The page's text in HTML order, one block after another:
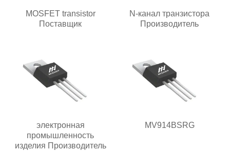
MOSFET transistor
Поставщик
N-канал транзистора
Производитель
электронная
промышленность
изделия Производитель
MV914BSRG